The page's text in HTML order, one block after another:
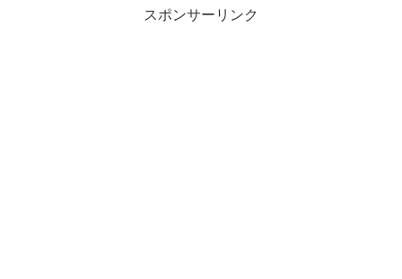
スポンサーリンク